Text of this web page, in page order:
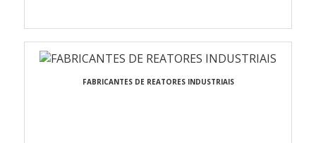
FABRICANTES DE REATORES INDUSTRIAIS